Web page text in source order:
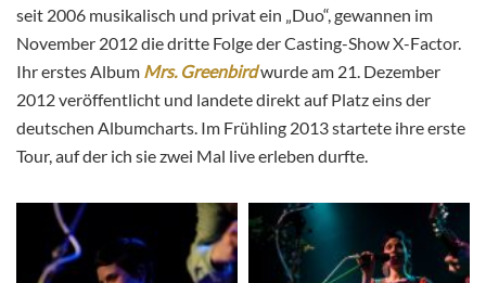
seit 2006 musikalisch und privat ein „Duo“, gewannen im
November 2012 die dritte Folge der Casting-Show X-Factor.
Ihr erstes Album Mrs. Greenbirdwurde am 21. Dezember
2012 veröffentlicht und landete direkt auf Platz eins der
deutschen Albumcharts. Im Frühling 2013 startete ihre erste
Tour, auf der ich sie zwei Mal live erleben durfte.